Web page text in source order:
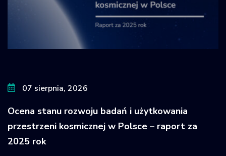
07 sierpnia, 2026
Ocena stanu rozwoju badań i użytkowania
przestrzeni kosmicznej w Polsce – raport za
2025 rok